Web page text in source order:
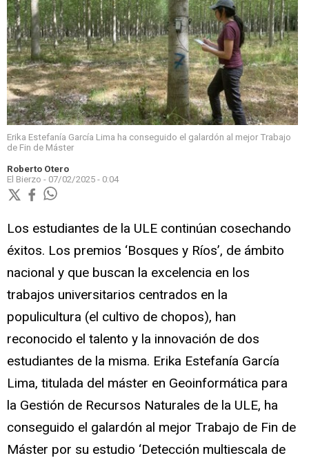
Erika Estefanía García Lima ha conseguido el galardón al mejor Trabajo
de Fin de Máster
Roberto Otero
El Bierzo - 07/02/2025 - 0:04
Los estudiantes de la ULE continúan cosechando
éxitos. Los premios ‘Bosques y Ríos’, de ámbito
nacional y que buscan la excelencia en los
trabajos universitarios centrados en la
populicultura (el cultivo de chopos), han
reconocido el talento y la innovación de dos
estudiantes de la misma. Erika Estefanía García
Lima, titulada del máster en Geoinformática para
la Gestión de Recursos Naturales de la ULE, ha
conseguido el galardón al mejor Trabajo de Fin de
Máster por su estudio ‘Detección multiescala de